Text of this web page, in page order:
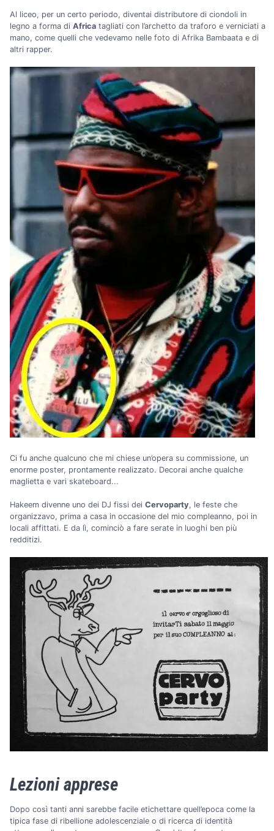
Al liceo, per un certo periodo, diventai distributore di ciondoli in
legno a forma di Africa tagliati con l’archetto da traforo e verniciati a
mano, come quelli che vedevamo nelle foto di Afrika Bambaata e di
altri rapper.
Ci fu anche qualcuno che mi chiese un’opera su commissione, un
enorme poster, prontamente realizzato. Decorai anche qualche
maglietta e vari skateboard...
Hakeem divenne uno dei DJ fissi dei Cervoparty, le feste che
organizzavo, prima a casa in occasione del mio compleanno, poi in
locali affittati. E da lì, cominciò a fare serate in luoghi ben più
redditizi.
Lezioni apprese
Dopo così tanti anni sarebbe facile etichettare quell’epoca come la
tipica fase di ribellione adolescenziale o di ricerca di identità